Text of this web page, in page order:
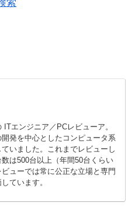
索
ITエンジニア／PCレビューア。
開発を中心としたコンピュータ系
いました。これまでレビューし
は500台以上（年間50台くらい
ューでは常に公正な立場と専門
ています。